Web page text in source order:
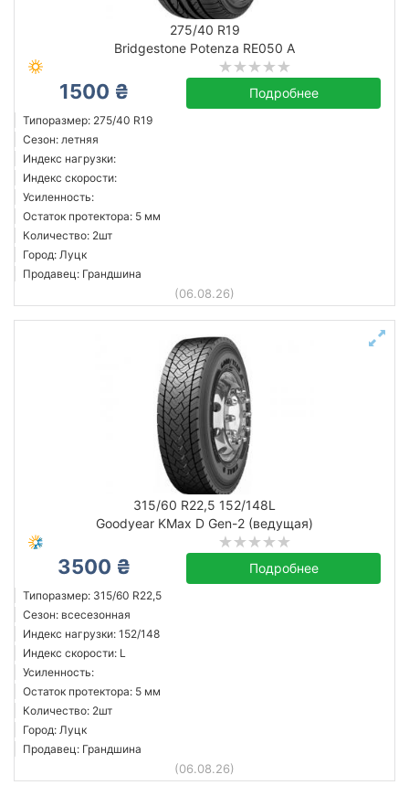
275/40 R19
Bridgestone Potenza RE050 A
1500 ₴ Подробнее
Типоразмер: 275/40 R19
Сезон: летняя
Индекс нагрузки:
Индекс скорости:
Усиленность:
Остаток протектора: 5 мм
Количество: 2шт
Город: Луцк
Продавец: Грандшина
(06.08.26)
315/60 R22,5 152/148L
Goodyear KMax D Gen-2 (ведущая)
3500 ₴ Подробнее
Типоразмер: 315/60 R22,5
Сезон: всесезонная
Индекс нагрузки: 152/148
Индекс скорости: L
Усиленность:
Остаток протектора: 5 мм
Количество: 2шт
Город: Луцк
Продавец: Грандшина
(06.08.26)